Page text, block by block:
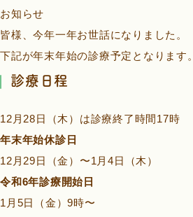
お知らせ
皆様、今年一年お世話になりました。
下記が年末年始の診療予定となります。
診療日程
12月28日（木）は診療終了時間17時
年末年始休診日
12月29日（金）〜1月4日（木）
令和6年診療開始日
1月5日（金）9時〜